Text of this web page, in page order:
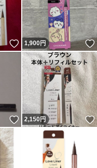
いいね！
1,900円
いいね！
2,150円